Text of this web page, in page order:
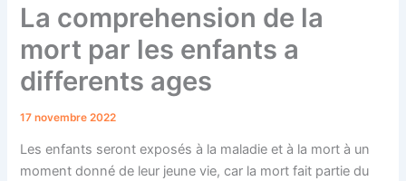
La comprehension de la
mort par les enfants a
differents ages
17 novembre 2022
Les enfants seront exposés à la maladie et à la mort à un
moment donné de leur jeune vie, car la mort fait partie du